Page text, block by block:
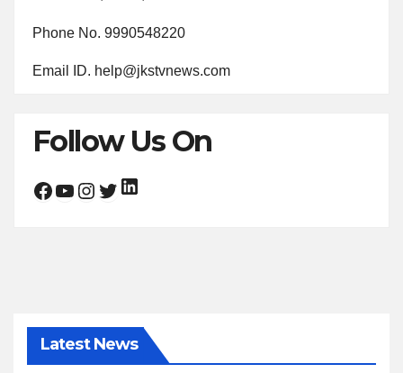
Phone No. 9990548220
Email ID. help@jkstvnews.com
Follow Us On
Facebook YouTube Instagram Twitter LinkedIn
Latest News